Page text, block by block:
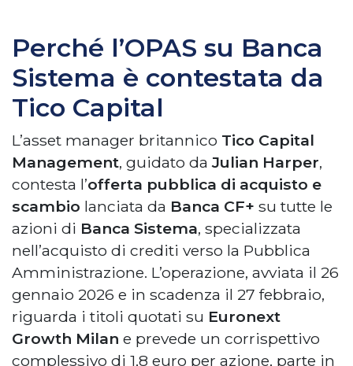
Perché l’OPAS su Banca
Sistema è contestata da
Tico Capital
L’asset manager britannico Tico Capital
Management, guidato daJulian Harper,
contesta l’offerta pubblica di acquisto e
scambio lanciata da Banca CF+ su tutte le
azioni di Banca Sistema, specializzata
nell’acquisto di crediti verso la Pubblica
Amministrazione. L’operazione, avviata il 26
gennaio 2026 e in scadenza il 27 febbraio,
riguarda i titoli quotati su Euronext
Growth Milan e prevede un corrispettivo
complessivo di 1,8 euro per azione, parte in